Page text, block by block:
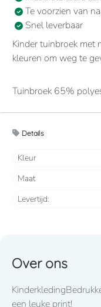
Te voorzien van
Snel leverbaar
Kinder tuinbroek met
kleuren om weg te
Tuinbroek 65%
Verkrijgbaar vanaf
Wij drukken
Details
Kleur
Maat
Levertijd:
Over ons
een leuke print!